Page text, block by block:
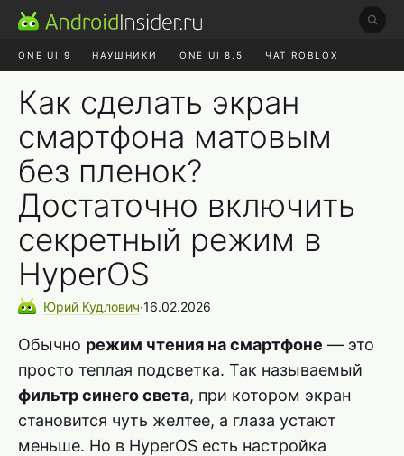
ONE UI 9 НАУШНИКИ ONE UI 8.5 ЧАТ ROBLOX
Как сделать экран
смартфона матовым
без пленок?
Достаточно включить
секретный режим в
HyperOS
Юрий Кудлович∙16.02.2026
Обычно режим чтения на смартфоне — это
просто теплая подсветка. Так называемый
фильтр синего света, при котором экран
становится чуть желтее, а глаза устают
меньше. Но в HyperOS есть настройка